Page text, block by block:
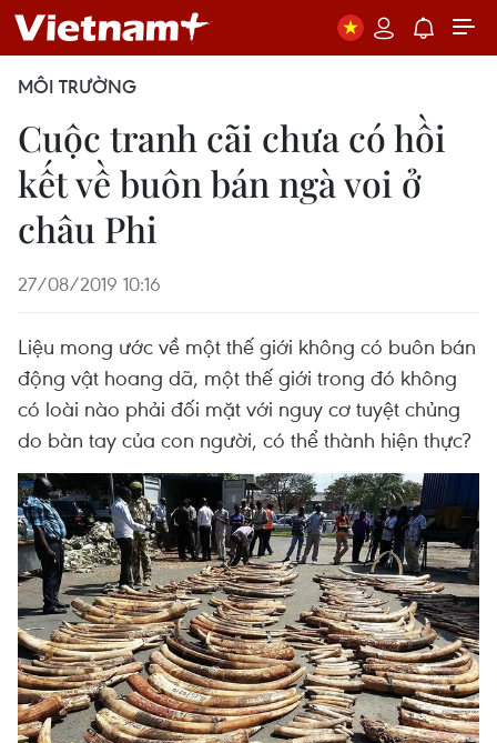
MÔI TRƯỜNG
Cuộc tranh cãi chưa có hồi
kết về buôn bán ngà voi ở
châu Phi
27/08/2019 10:16
Liệu mong ước về một thế giới không có buôn bán
động vật hoang dã, một thế giới trong đó không
có loài nào phải đối mặt với nguy cơ tuyệt chủng
do bàn tay của con người, có thể thành hiện thực?